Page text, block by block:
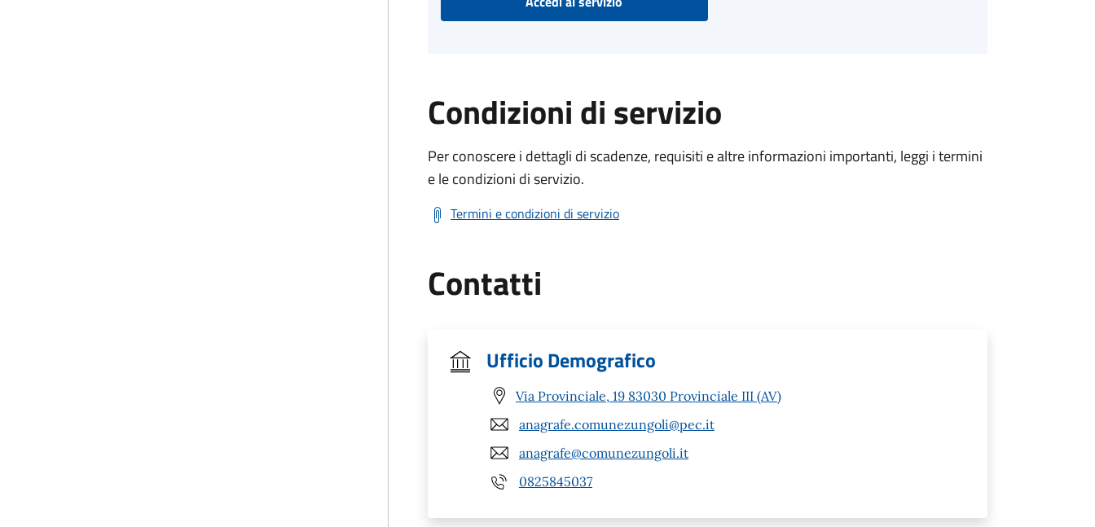
Condizioni di servizio
Per conoscere i dettagli di scadenze, requisiti e altre informazioni importanti, leggi i termini
e le condizioni di servizio.
Termini e condizioni di servizio
Contatti
Ufficio Demografico
Via Provinciale, 19 83030 Provinciale III (AV)
anagrafe.comunezungoli@pec.it
anagrafe@comunezungoli.it
0825845037